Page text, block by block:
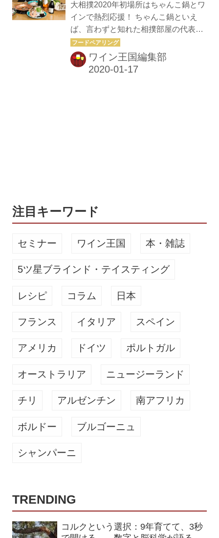
理の素材を加え、コクと複雑な旨味が
グンとアップ！ 具材は、白湯スープと
相性のいい肉――豚、鶏、鴨をたっぷ
り投入。野菜は鍋料理の定番、白菜や
春菊のほかレタスや白マイタケ、ギョ
ウジャニンニクが入る。コラーゲンた
大相撲2020年初場所はちゃんこ鍋とワ
インで熱烈応援！ ちゃんこ鍋といえ
ば、言わずと知れた相撲部屋の代表料
理、お相撲さんの元気の源！本来は、
相撲部屋で力士が作ったり食べたりす
る料理はすべて「ちゃんこ」だ。 ちゃ
る、九重...
ワイン王国編集部
注目キーワード
セミナー ワイン王国 本・雑誌
5ツ星ブラインド・テイスティング
レシピ コラム 日本
フランス イタリア スペイン
アメリカ ドイツ ポルトガル
オーストラリア ニュージーランド
チリ アルゼンチン 南アフリカ
ボルドー ブルゴーニュ
シャンパーニ
TRENDING
コルクという選択：9年育てて、3秒